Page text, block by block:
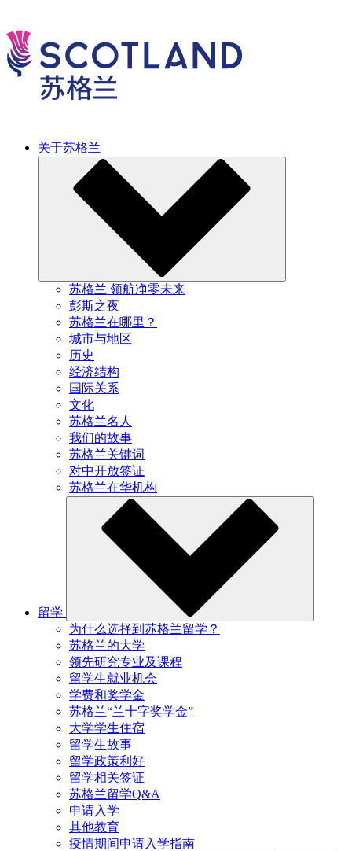
关于苏格兰
苏格兰 领航净零未来
彭斯之夜
苏格兰在哪里？
城市与地区
历史
经济结构
国际关系
文化
苏格兰名人
我们的故事
苏格兰关键词
对中开放签证
苏格兰在华机构
留学
为什么选择到苏格兰留学？
苏格兰的大学
领先研究专业及课程
留学生就业机会
学费和奖学金
苏格兰“兰十字奖学金”
大学学生住宿
留学生故事
留学政策利好
留学相关签证
苏格兰留学Q&A
申请入学
其他教育
疫情期间申请入学指南